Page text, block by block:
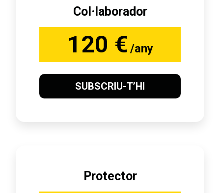
Col·laborador
120 € /any
SUBSCRIU-T’HI
Protector